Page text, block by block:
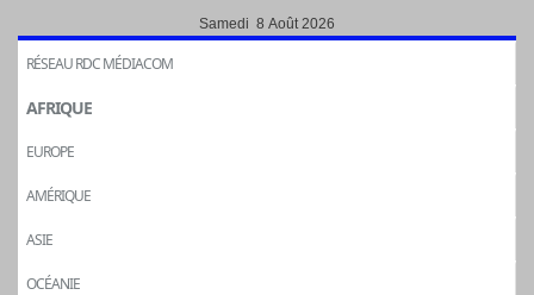
Samedi 8 Août 2026
RÉSEAU RDC MÉDIACOM
AFRIQUE
EUROPE
AMÉRIQUE
ASIE
OCÉANIE